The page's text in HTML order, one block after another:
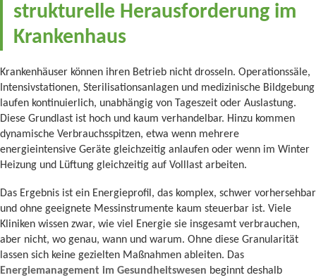
strukturelle Herausforderung im
Krankenhaus
Krankenhäuser können ihren Betrieb nicht drosseln. Operationssäle,
Intensivstationen, Sterilisationsanlagen und medizinische Bildgebung
laufen kontinuierlich, unabhängig von Tageszeit oder Auslastung.
Diese Grundlast ist hoch und kaum verhandelbar. Hinzu kommen
dynamische Verbrauchsspitzen, etwa wenn mehrere
energieintensive Geräte gleichzeitig anlaufen oder wenn im Winter
Heizung und Lüftung gleichzeitig auf Volllast arbeiten.
Das Ergebnis ist ein Energieprofil, das komplex, schwer vorhersehbar
und ohne geeignete Messinstrumente kaum steuerbar ist. Viele
Kliniken wissen zwar, wie viel Energie sie insgesamt verbrauchen,
aber nicht, wo genau, wann und warum. Ohne diese Granularität
lassen sich keine gezielten Maßnahmen ableiten. Das
Energiemanagement im Gesundheitswesen beginnt deshalb